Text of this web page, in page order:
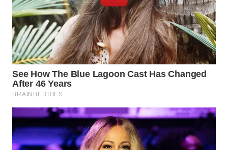
WN
MANDALIKA
WN
LIKUPANG
WN
LABUANBAJO
WN
BORNEO